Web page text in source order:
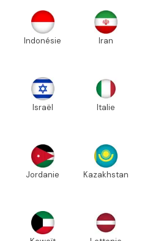
Indonésie Iran
Israël Italie
Jordanie Kazakhstan